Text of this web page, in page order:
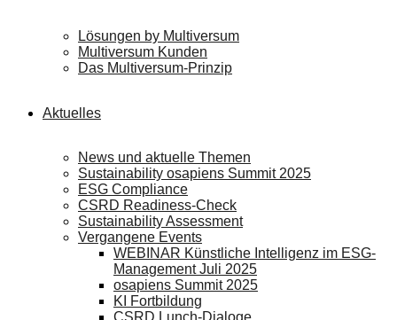
Lösungen by Multiversum
Multiversum Kunden
Das Multiversum-Prinzip
Aktuelles
News und aktuelle Themen
Sustainability osapiens Summit 2025
ESG Compliance
CSRD Readiness-Check
Sustainability Assessment
Vergangene Events
WEBINAR Künstliche Intelligenz im ESG-
Management Juli 2025
osapiens Summit 2025
KI Fortbildung
CSRD Lunch-Dialoge